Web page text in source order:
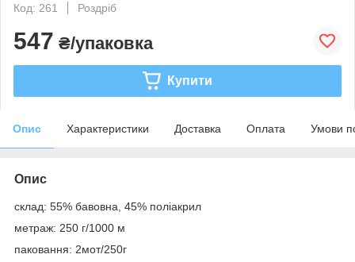
Код: 261
Роздріб
547 ₴/упаковка
Купити
Опис Характеристики Доставка Оплата Умови
Опис
склад: 55% бавовна, 45% поліакрил
метраж: 250 г/1000 м
паковання: 2мот/250г